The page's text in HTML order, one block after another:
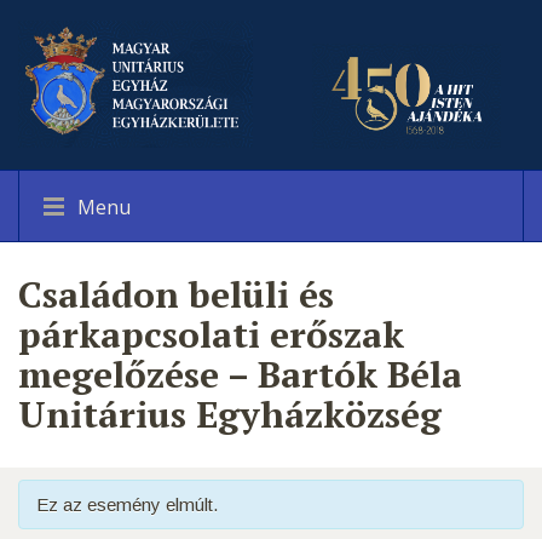
Menu
Családon belüli és
párkapcsolati erőszak
megelőzése – Bartók Béla
Unitárius Egyházközség
Ez az esemény elmúlt.